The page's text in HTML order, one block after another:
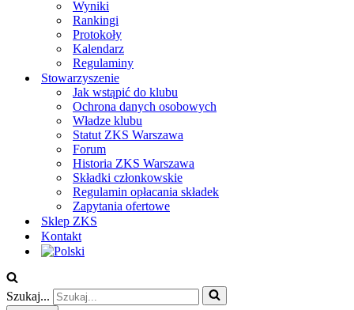
Wyniki
Rankingi
Protokoły
Kalendarz
Regulaminy
Stowarzyszenie
Jak wstąpić do klubu
Ochrona danych osobowych
Władze klubu
Statut ZKS Warszawa
Forum
Historia ZKS Warszawa
Składki członkowskie
Regulamin opłacania składek
Zapytania ofertowe
Sklep ZKS
Kontakt
Szukaj...